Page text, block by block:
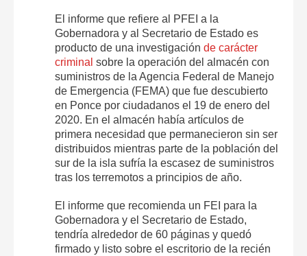
El informe que refiere al PFEI a la
Gobernadora y al Secretario de Estado es
producto de una investigación de carácter
criminal sobre la operación del almacén con
suministros de la Agencia Federal de Manejo
de Emergencia (FEMA) que fue descubierto
en Ponce por ciudadanos el 19 de enero del
2020. En el almacén había artículos de
primera necesidad que permanecieron sin ser
distribuidos mientras parte de la población del
sur de la isla sufría la escasez de suministros
tras los terremotos a principios de año.
El informe que recomienda un FEI para la
Gobernadora y el Secretario de Estado,
tendría alrededor de 60 páginas y quedó
firmado y listo sobre el escritorio de la recién